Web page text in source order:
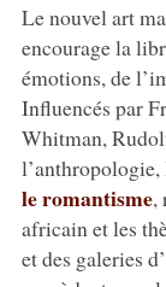
Le nouvel art
encourage la
émotions, de
Influencés par
Whitman,
l’anthropologie,
le romantisme,
africain et les
et des galeries